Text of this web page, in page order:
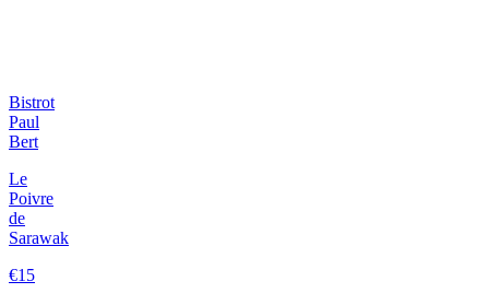
Bistrot
Paul
Bert
Le
Poivre
de
Sarawak
€15